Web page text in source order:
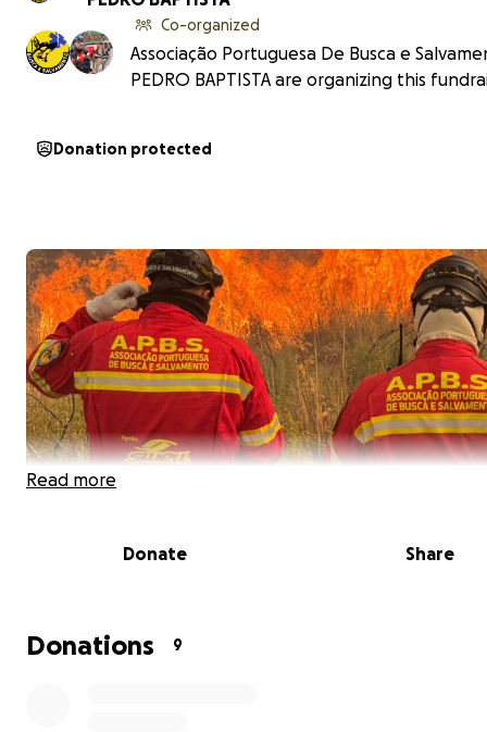
Co-organized
Associação Portuguesa De Busca e
PEDRO BAPTISTA are organizing this
Donation protected
Read more
Donate Share
Donations 9